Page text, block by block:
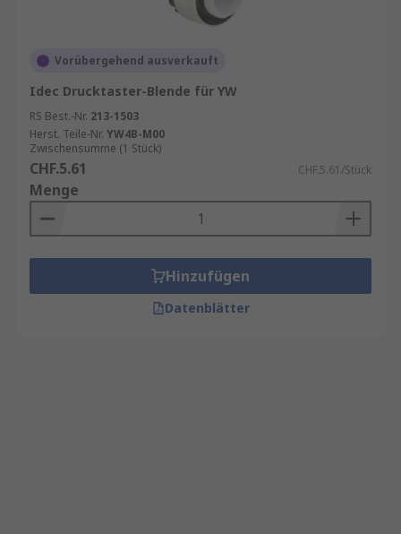
Vorübergehend ausverkauft
Idec Drucktaster-Blende für YW
RS Best.-Nr. 213-1503
Herst. Teile-Nr. YW4B-M00
Zwischensumme (1 Stück)
CHF.5.61 CHF.5.61/Stück
Menge
Hinzufügen
Datenblätter